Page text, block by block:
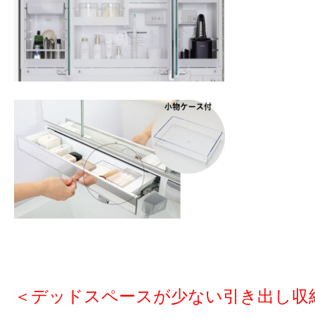
＜デッドスペースが少ない引き出し収